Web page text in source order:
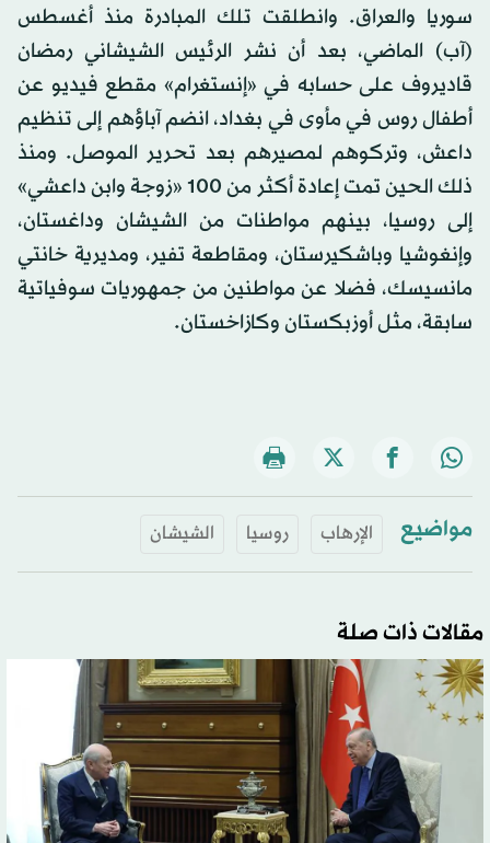
سوريا والعراق. وانطلقت تلك المبادرة منذ أغسطس
(آب) الماضي، بعد أن نشر الرئيس الشيشاني رمضان
قاديروف على حسابه في «إنستغرام» مقطع فيديو عن
أطفال روس في مأوى في بغداد، انضم آباؤهم إلى تنظيم
داعش، وتركوهم لمصيرهم بعد تحرير الموصل. ومنذ
ذلك الحين تمت إعادة أكثر من 100 «زوجة وابن داعشي»
إلى روسيا، بينهم مواطنات من الشيشان وداغستان،
وإنغوشيا وباشكيرستان، ومقاطعة تفير، ومديرية خانتي
مانسيسك، فضلا عن مواطنين من جمهوريات سوفياتية
سابقة، مثل أوزبكستان وكازاخستان.
مواضيع الإرهاب روسيا الشيشان
مقالات ذات صلة